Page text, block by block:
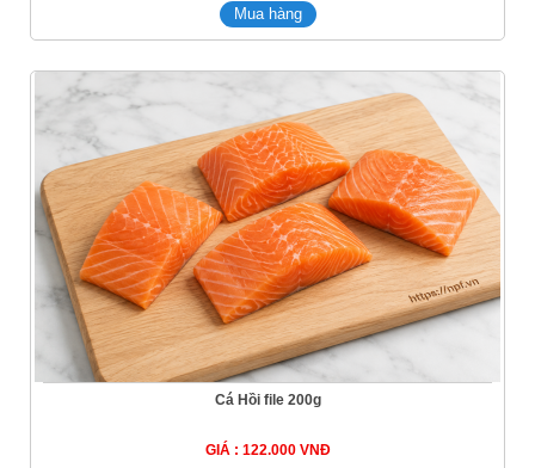
Cá Hồi file 200g
GIÁ : 122.000 VNĐ